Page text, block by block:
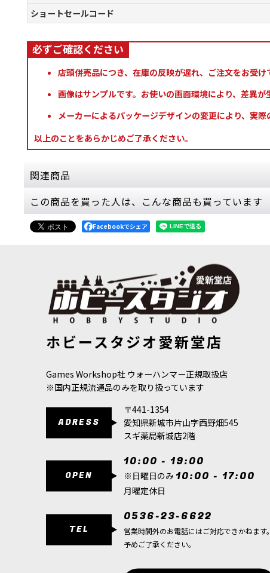
ショートセールコード
店頭併売品につき、在庫の反映が遅れ、ご注文をお受け
画像はサンプルです。お使いの画面環境により、差異が
メーカーによるパッケージデザインの変更により、実
以上のことをあらかじめご了承ください。
関連商品
[渾沌のバトルトーム] ヘルスミス・オヴ・ハシュ
8,800円(税込)
1点
[ヘルスミス・オヴ・ハシュット] インファーナル
6,600円(税込)
1点
ヘルスミス・オヴ・ハシュットインファーナル
です。彼らは、後に悪魔の火花で…
[ヘルスミス・オヴ・ハシュット] ブル・ケンタウ
9,300 円(税込)
ヘルスミス・オヴ・ハシュットブル・ケンタウ
な忠誠を誓う代わりに、まるで生…
(税込)
1点
ヘルスミス・オヴ・ハシュットディーモンスミ
[ヘルスミス・オヴ・ハシュット] 筆頭魔瘴鍛治師
(税込)
この商品を買った人は、こんな商品も買っています
[82-02]
円 (税込)
[ヘルスミス
Facebookでシェア
ホビースタジオ愛新堂店
Games Workshop社 ウォーハンマー正規取扱店
※国内正規流通品のみを取り扱っています
ADRESS
〒441-1354
愛知県新城市片山字西野畑545
スギ薬局新城店2階
OPEN
10:00 - 19:00
※日曜日のみ 10:00 - 17:00
月曜定休日
TEL
0536-23-6622
営業時間外のお電話にはご対応できかねます。
予めご了承ください。